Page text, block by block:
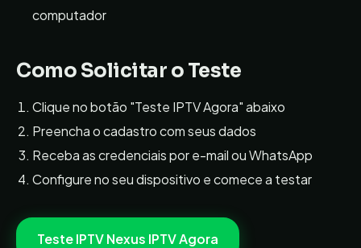
computador
Como Solicitar o Teste
Clique no botão "Teste IPTV Agora" abaixo
Preencha o cadastro com seus dados
Receba as credenciais por e-mail ou WhatsApp
Configure no seu dispositivo e comece a testar
Teste IPTVNexus IPTVAgora